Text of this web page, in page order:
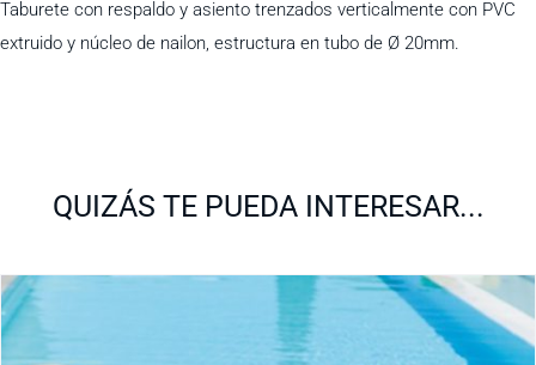
Taburete con respaldo y asiento trenzados verticalmente con PVC
extruido y núcleo de nailon, estructura en tubo de Ø 20mm.
QUIZÁS TE PUEDA INTERESAR...